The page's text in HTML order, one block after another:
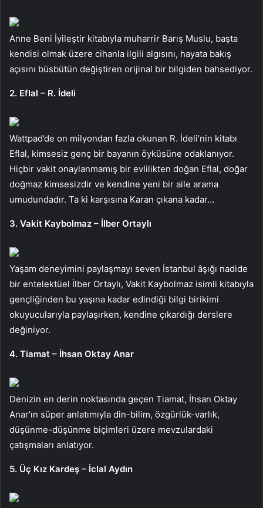
Anne Beni İyileştir kitabıyla muharrir Barış Muslu, başta
kendisi olmak üzere cihanla ilgili algısını, hayata bakış
açısını büsbütün değiştiren orijinal bir bilgiden bahsediyor.
2. Eflal – R. İdeli
Wattpad’de on milyondan fazla okunan R. İdeli’nin kitabı
Eflal, kimsesiz genç bir bayanın öyküsüne odaklanıyor.
Hiçbir vakit onaylanmamış bir evlilikten doğan Eflal, doğar
doğmaz kimsesizdir ve kendine yeni bir aile arama
umudundadır. Ta ki karşısına Karan çıkana kadar…
3. Vakit Kaybolmaz – İlber Ortaylı
Yaşam deneyimini paylaşmayı seven İstanbul âşığı nadide
bir entelektüel İlber Ortaylı, Vakit Kaybolmaz isimli kitabıyla
gençliğinden bu yaşına kadar edindiği bilgi birikimi
okuyucularıyla paylaşırken, kendine çıkardığı derslere
değiniyor.
4. Tiamat – İhsan Oktay Anar
Denizin en derin noktasında geçen Tiamat, İhsan Oktay
Anar’ın süper anlatımıyla din-bilim, özgürlük-varlık,
düşünme-düşünme biçimleri üzere mevzulardaki
çatışmaları anlatıyor.
5. Üç Kız Kardeş – İclal Aydın